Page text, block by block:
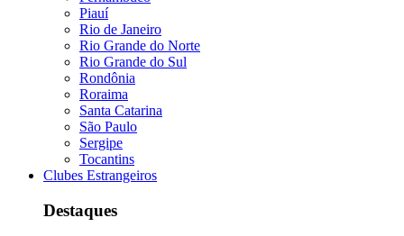
Piauí
Rio de Janeiro
Rio Grande do Norte
Rio Grande do Sul
Rondônia
Roraima
Santa Catarina
São Paulo
Sergipe
Tocantins
Clubes Estrangeiros
Destaques